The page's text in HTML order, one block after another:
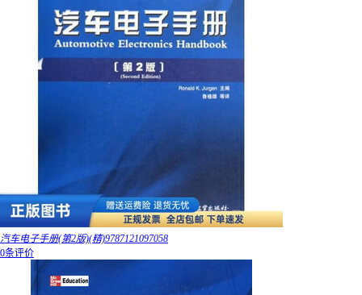
汽车电子手册(第2版)(精)9787121097058
0条评价